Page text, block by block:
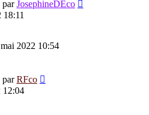
parJosephineDEco
18:11
2022 10:54
parRFco
12:04